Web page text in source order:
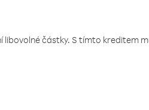
částky. S tímto kreditem